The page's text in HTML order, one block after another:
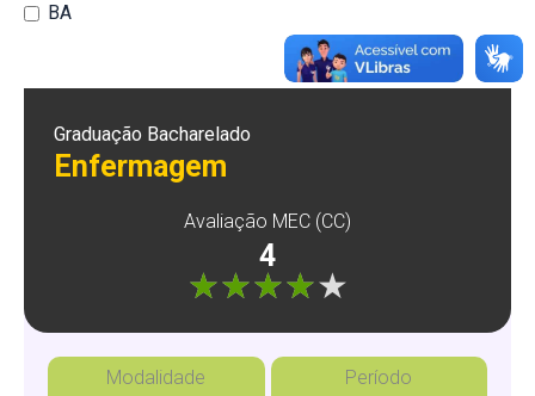
BA
Graduação Bacharelado
Enfermagem
Avaliação MEC (CC)
4
Modalidade
Período